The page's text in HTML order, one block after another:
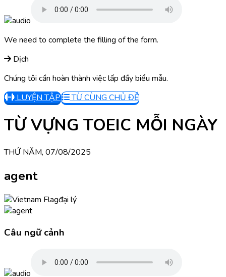
We need to complete the filling of the form.
Dịch
Chúng tôi cần hoàn thành việc lấp đầy biểu mẫu.
LUYỆN TẬP
TỪ CÙNG CHỦ ĐỀ
TỪ VỰNG TOEIC MỖI NGÀY
THỨ NĂM, 07/08/2025
agent
đại lý
Câu ngữ cảnh